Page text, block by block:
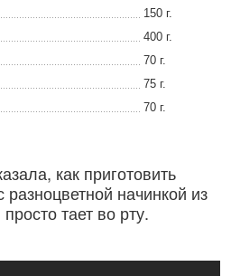
150 г.
400 г.
70 г.
75 г.
70 г.
как приготовить
начинкой из
тает во рту.